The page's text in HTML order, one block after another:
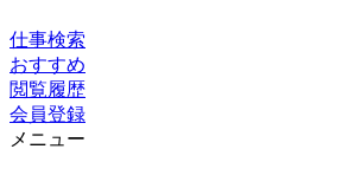
仕事検索
おすすめ
閲覧履歴
会員登録
メニュー